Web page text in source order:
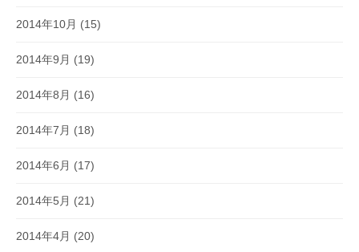
2014年10月 (15)
2014年9月 (19)
2014年8月 (16)
2014年7月 (18)
2014年6月 (17)
2014年5月 (21)
2014年4月 (20)